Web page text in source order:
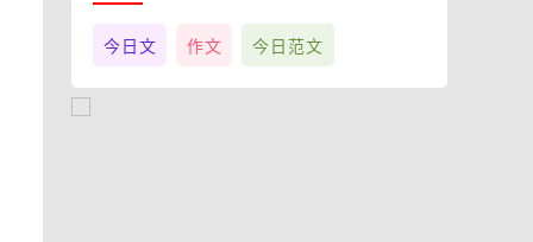
今日文 作文 今日范文